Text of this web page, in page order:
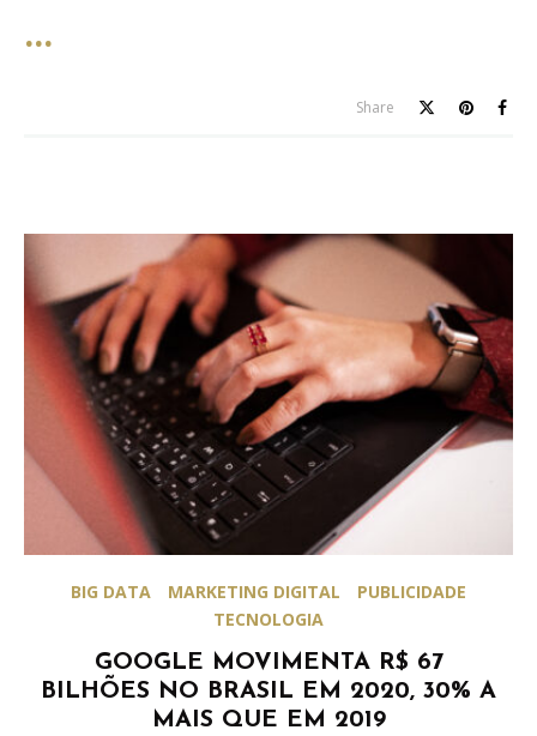
Share
BIG DATA MARKETING DIGITAL
PUBLICIDADE
TECNOLOGIA
GOOGLE MOVIMENTA R$ 67
BILHÕES NO BRASIL EM 2020, 30% A
MAIS QUE EM 2019